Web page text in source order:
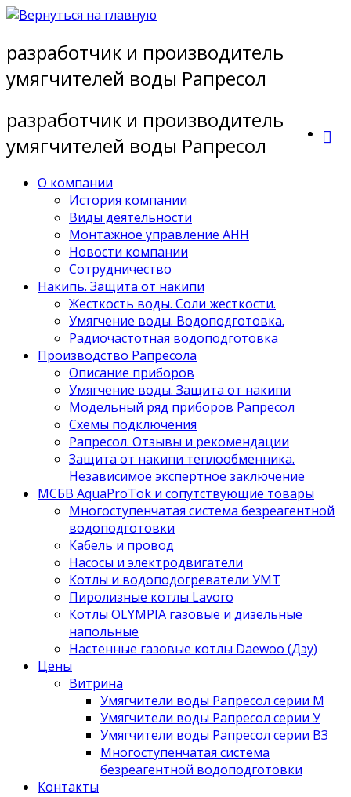
Перейти
содержимому
разработчик и производитель
умягчителей воды Рапресол
разработчик и производитель
умягчителей воды Рапресол
О компании
История компании
Виды деятельности
Монтажное управление АНН
Новости компании
Сотрудничество
Накипь. Защита от накипи
Жесткость воды. Соли жесткости.
Умягчение воды. Водоподготовка.
Радиочастотная водоподготовка
Производство Рапресола
Описание приборов
Умягчение воды. Защита от накипи
Модельный ряд приборов Рапресол
Схемы подключения
Рапресол. Отзывы и рекомендации
Защита от накипи теплообменника.
Независимое экспертное заключение
МСБВ AquaProTok и сопутствующие товары
Многоступенчатая система безреагентной
водоподготовки
Кабель и провод
Насосы и электродвигатели
Котлы и водоподогреватели УМТ
Пиролизные котлы Lavoro
Котлы OLYMPIA газовые и дизельные
напольные
Настенные газовые котлы Daewoo (Дэу)
Цены
Витрина
Умягчители воды Рапресол серии М
Умягчители воды Рапресол серии У
Умягчители воды Рапресол серии ВЗ
Многоступенчатая система
безреагентной водоподготовки
Контакты